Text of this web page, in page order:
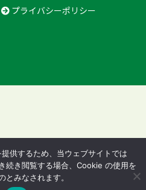
プライバシーポリシー
供するため、当ウェブサイトでは
続き閲覧する場合、Cookie の使用を
とみなされます。